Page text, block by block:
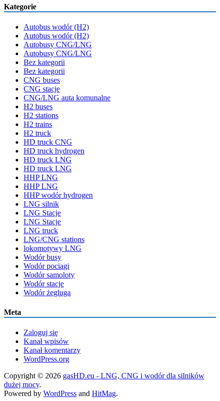
Kategorie
Autobus wodór (H2)
Autobus wodór (H2)
Autobusy CNG/LNG
Autobusy CNG/LNG
Bez kategorii
Bez kategorii
CNG buses
CNG stacje
CNG/LNG auta komunalne
H2 buses
H2 stations
H2 trains
H2 truck
HD truck CNG
HD truck hydrogen
HD truck LNG
HD truck LNG
HHP LNG
HHP LNG
HHP wodór hydrogen
LNG silnik
LNG Stacje
LNG Stacje
LNG truck
LNG/CNG stations
lokomotywy LNG
Wodór busy
Wodór pociągi
Wodór samoloty
Wodór stacje
Wodór żegluga
Meta
Zaloguj się
Kanał wpisów
Kanał komentarzy
WordPress.org
Copyright © 2026 gasHD.eu - LNG, CNG i wodór dla silników
dużej mocy.
Powered by WordPress and HitMag.